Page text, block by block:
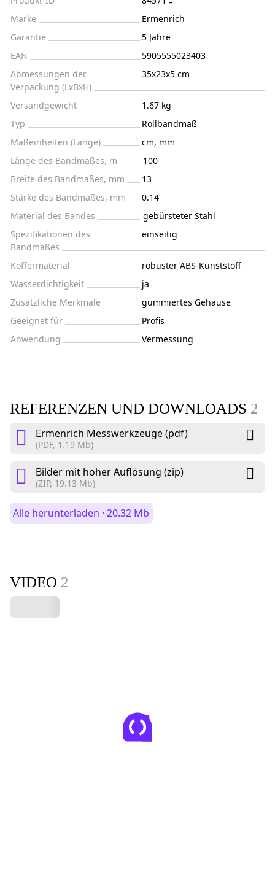
Marke
Ermenrich
Garantie
5 Jahre
EAN
5905555023403
Abmessungen der
Verpackung (LxBxH)
35x23x5 cm
Versandgewicht
1.67 kg
Typ
Rollbandmaß
Maßeinheiten (Länge)
cm, mm
Länge des Bandmaßes, m
100
Breite des Bandmaßes, mm
13
Stärke des Bandmaßes, mm
0.14
Material des Bandes
gebürsteter Stahl
Spezifikationen des
Bandmaßes
einseitig
Koffermaterial
robuster ABS-Kunststoff
Wasserdichtigkeit
ja
Zusätzliche Merkmale
gummiertes Gehäuse
Geeignet für
Profis
Anwendung
Vermessung
REFERENZEN UND DOWNLOADS 2
Ermenrich Messwerkzeuge (pdf)
(PDF, 1.19 Mb)
Bilder mit hoher Auflösung (zip)
(ZIP, 19.13 Mb)
Alle herunterladen · 20.32 Mb
VIDEO 2